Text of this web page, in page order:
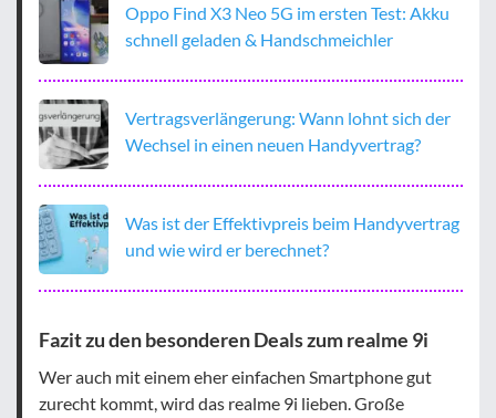
Oppo Find X3 Neo 5G im ersten Test: Akku
schnell geladen & Handschmeichler
Vertragsverlängerung: Wann lohnt sich der
Wechsel in einen neuen Handyvertrag?
Was ist der Effektivpreis beim Handyvertrag
und wie wird er berechnet?
Fazit zu den besonderen Deals zum realme 9i
Wer auch mit einem eher einfachen Smartphone gut
zurecht kommt, wird das realme 9i lieben. Große